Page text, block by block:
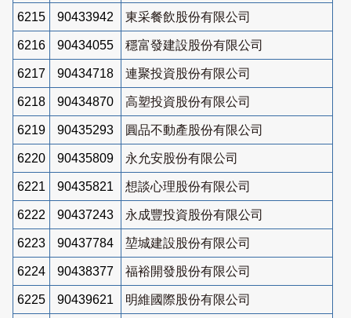
6215 90433942 東采餐飲股份有限公司
6216 90434055 穩富發建設股份有限公司
6217 90434718 連聚投資股份有限公司
6218 90434870 高塑投資股份有限公司
6219 90435293 圓品不動產股份有限公司
6220 90435809 永允安股份有限公司
6221 90435821 想談心理股份有限公司
6222 90437243 永成豐投資股份有限公司
6223 90437784 堃城建設股份有限公司
6224 90438377 福裕開發股份有限公司
6225 90439621 明維國際股份有限公司